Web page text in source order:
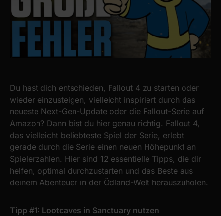
Du hast dich entschieden, Fallout 4 zu starten oder
wieder einzusteigen, vielleicht inspiriert durch das
neueste Next-Gen-Update oder die Fallout-Serie auf
Amazon? Dann bist du hier genau richtig. Fallout 4,
das vielleicht beliebteste Spiel der Serie, erlebt
gerade durch die Serie einen neuen Höhepunkt an
Spielerzahlen. Hier sind 12 essentielle Tipps, die dir
helfen, optimal durchzustarten und das Beste aus
deinem Abenteuer in der Ödland-Welt herauszuholen.
Tipp #1: Lootcaves in Sanctuary nutzen